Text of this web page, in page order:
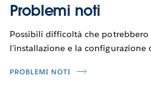
Problemi noti
Possibili difficoltà che potrebbero
l'installazione e la configurazione
PROBLEMI NOTI